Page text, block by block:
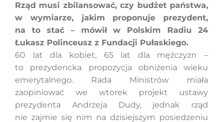
PUBLIKACJE
DZIAŁALNOŚĆ
FUNDACJA
KARIERA
Rząd musi zbilansować, czy budżet państwa,
w wymiarze, jakim proponuje prezydent,
na to stać – mówił w Polskim Radiu 24
Łukasz Polinceusz z Fundacji Pułaskiego.
60 lat dla kobiet, 65 lat dla mężczyzn –
to prezydencka propozycja obniżenia wieku
emerytalnego. Rada Ministrów miała
zaopiniować we wtorek projekt ustawy
prezydenta Andrzeja Dudy, jednak rząd
nie zajmie się nim na dzisiejszym posiedzeniu